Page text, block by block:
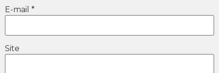
E-mail *
Site